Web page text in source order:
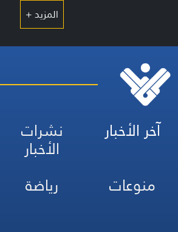
المزيد +
آخر الأخبار نشرات
الأخبار
منوعات
رياضة